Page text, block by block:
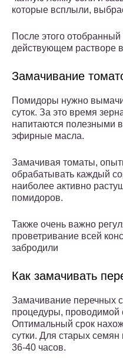
которые всплыли,
После этого
действующем растворе
Замачивание
Помидоры нужно
суток. За это время
напитаются полезными
эфирные масла.
Замачивая томаты,
обрабатывать каждый
наиболее активно
помидоров.
Также очень важно
проветривание всей
забродили
Как замачивать
Замачивание перечных
процедуры, проводимой
Оптимальный срок
сутки. Для старых
36-40 часов.